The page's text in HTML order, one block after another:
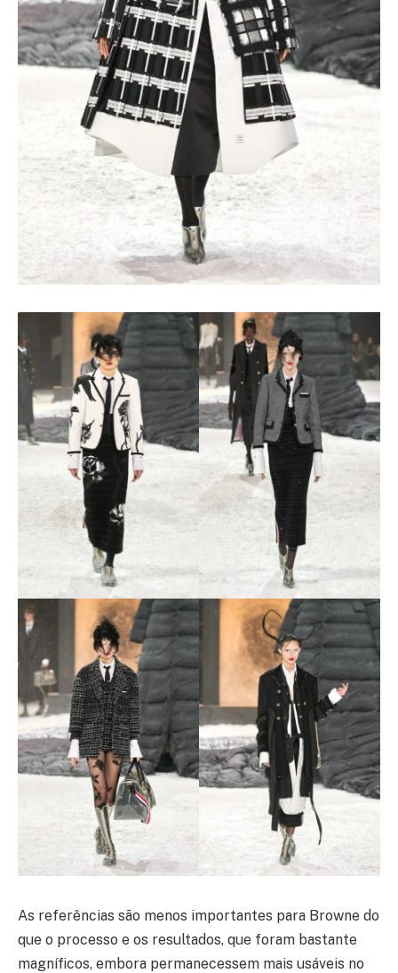
As referências são menos importantes para Browne do
que o processo e os resultados, que foram bastante
magníficos, embora permanecessem mais usáveis ​​no